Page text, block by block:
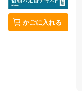
かごに入れる